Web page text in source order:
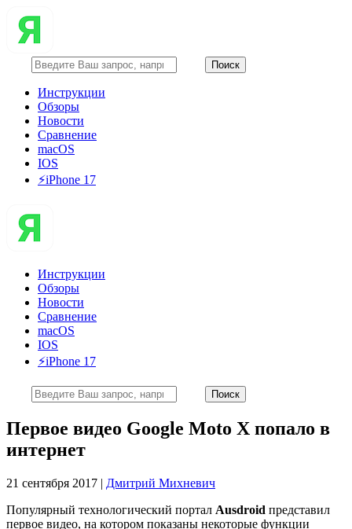
Инструкции
Обзоры
Новости
Сравнение
macOS
IOS
⚡️iPhone 17
Инструкции
Обзоры
Новости
Сравнение
macOS
IOS
⚡️iPhone 17
Первое видео Google Moto X попало в
интернет
21 сентября 2017 | Дмитрий Михневич
Популярный технологический портал Ausdroid представил
первое видео, на котором показаны некоторые функции